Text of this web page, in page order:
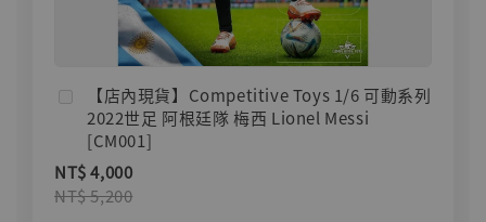
【店內現貨】Competitive Toys 1/6 可動系列
2022世足 阿根廷隊 梅西 Lionel Messi
[CM001]
NT$ 4,000
NT$ 5,200